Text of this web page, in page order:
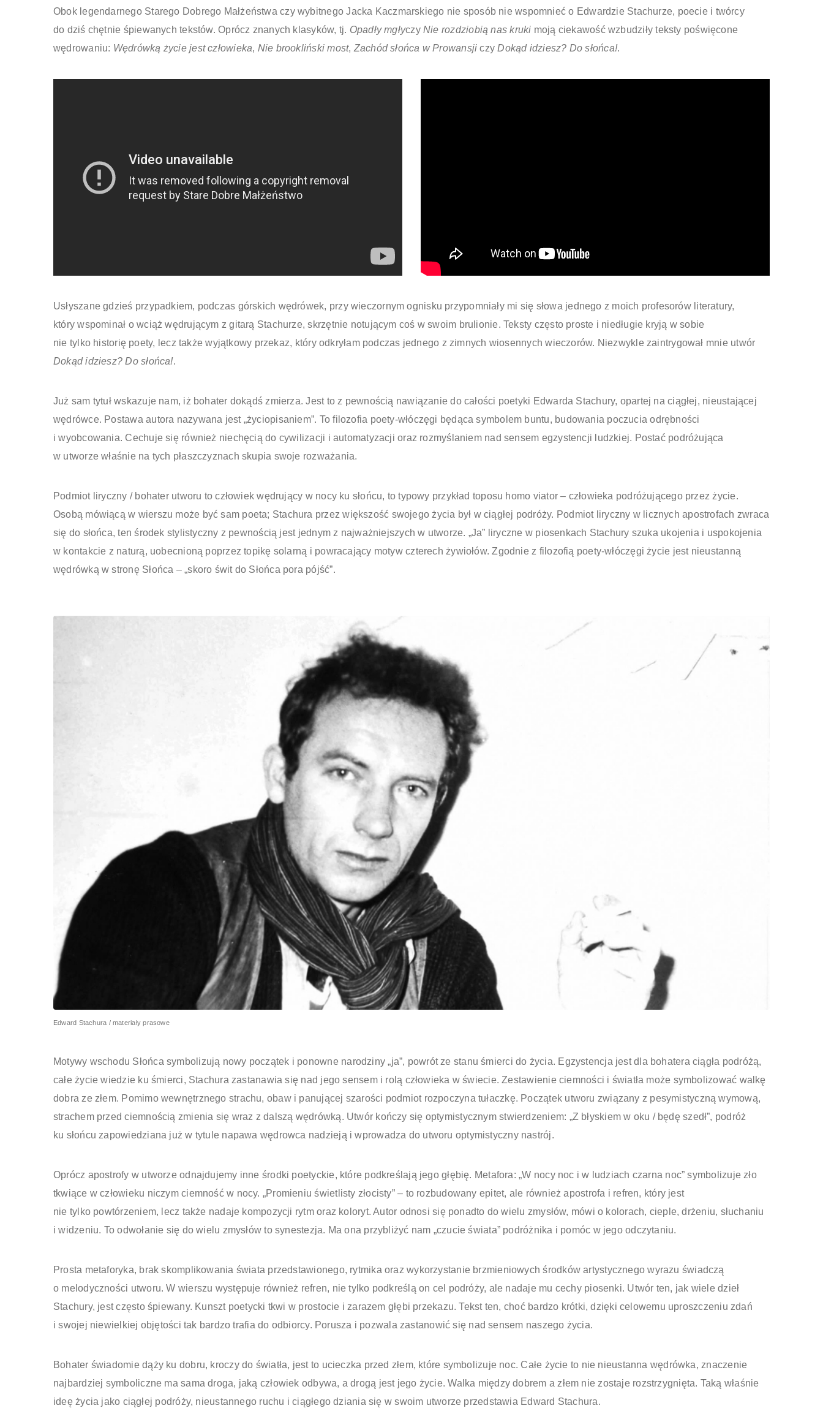
Obok legendarnego Starego Dobrego Małżeństwa czy wybitnego Jacka Kaczmarskiego nie sposób nie wspomnieć o Edwardzie Stachurze, poecie i twórcy
do dziś chętnie śpiewanych tekstów. Oprócz znanych klasyków, tj. Opadły mgłyczyNie rozdziobią nas kruki moją ciekawość wzbudziły teksty poświęcone
wędrowaniu: Wędrówką życie jest człowieka, Nie brookliński most, Zachód słońca w Prowansji czyDokąd idziesz? Do słońca!.
Usłyszane gdzieś przypadkiem, podczas górskich wędrówek, przy wieczornym ognisku przypomniały mi się słowa jednego z moich profesorów literatury,
który wspominał o wciąż wędrującym z gitarą Stachurze, skrzętnie notującym coś w swoim brulionie. Teksty często proste i niedługie kryją w sobie
nie tylko historię poety, lecz także wyjątkowy przekaz, który odkryłam podczas jednego z zimnych wiosennych wieczorów. Niezwykle zaintrygował mnie utwór
Dokąd idziesz? Do słońca!.
Już sam tytuł wskazuje nam, iż bohater dokądś zmierza. Jest to z pewnością nawiązanie do całości poetyki Edwarda Stachury, opartej na ciągłej, nieustającej
wędrówce. Postawa autora nazywana jest „życiopisaniem”. To filozofia poety-włóczęgi będąca symbolem buntu, budowania poczucia odrębności
i wyobcowania. Cechuje się również niechęcią do cywilizacji i automatyzacji oraz rozmyślaniem nad sensem egzystencji ludzkiej. Postać podróżująca
w utworze właśnie na tych płaszczyznach skupia swoje rozważania.
Podmiot liryczny / bohater utworu to człowiek wędrujący w nocy ku słońcu, to typowy przykład toposu homo viator – człowieka podróżującego przez życie.
Osobą mówiącą w wierszu może być sam poeta; Stachura przez większość swojego życia był w ciągłej podróży. Podmiot liryczny w licznych apostrofach zwraca
się do słońca, ten środek stylistyczny z pewnością jest jednym z najważniejszych w utworze. „Ja” liryczne w piosenkach Stachury szuka ukojenia i uspokojenia
w kontakcie z naturą, uobecnioną poprzez topikę solarną i powracający motyw czterech żywiołów. Zgodnie z filozofią poety-włóczęgi życie jest nieustanną
wędrówką w stronę Słońca – „skoro świt do Słońca pora pójść”.
Edward Stachura / materiały prasowe
Motywy wschodu Słońca symbolizują nowy początek i ponowne narodziny „ja”, powrót ze stanu śmierci do życia. Egzystencja jest dla bohatera ciągła podróżą,
całe życie wiedzie ku śmierci, Stachura zastanawia się nad jego sensem i rolą człowieka w świecie. Zestawienie ciemności i światła może symbolizować walkę
dobra ze złem. Pomimo wewnętrznego strachu, obaw i panującej szarości podmiot rozpoczyna tułaczkę. Początek utworu związany z pesymistyczną wymową,
strachem przed ciemnością zmienia się wraz z dalszą wędrówką. Utwór kończy się optymistycznym stwierdzeniem: „Z błyskiem w oku / będę szedł”, podróż
ku słońcu zapowiedziana już w tytule napawa wędrowca nadzieją i wprowadza do utworu optymistyczny nastrój.
Oprócz apostrofy w utworze odnajdujemy inne środki poetyckie, które podkreślają jego głębię. Metafora: „W nocy noc i w ludziach czarna noc” symbolizuje zło
tkwiące w człowieku niczym ciemność w nocy. „Promieniu świetlisty złocisty” – to rozbudowany epitet, ale również apostrofa i refren, który jest
nie tylko powtórzeniem, lecz także nadaje kompozycji rytm oraz koloryt. Autor odnosi się ponadto do wielu zmysłów, mówi o kolorach, cieple, drżeniu, słuchaniu
i widzeniu. To odwołanie się do wielu zmysłów to synestezja. Ma ona przybliżyć nam „czucie świata” podróżnika i pomóc w jego odczytaniu.
Prosta metaforyka, brak skomplikowania świata przedstawionego, rytmika oraz wykorzystanie brzmieniowych środków artystycznego wyrazu świadczą
o melodyczności utworu. W wierszu występuje również refren, nie tylko podkreślą on cel podróży, ale nadaje mu cechy piosenki. Utwór ten, jak wiele dzieł
Stachury, jest często śpiewany. Kunszt poetycki tkwi w prostocie i zarazem głębi przekazu. Tekst ten, choć bardzo krótki, dzięki celowemu uproszczeniu zdań
i swojej niewielkiej objętości tak bardzo trafia do odbiorcy. Porusza i pozwala zastanowić się nad sensem naszego życia.
Bohater świadomie dąży ku dobru, kroczy do światła, jest to ucieczka przed złem, które symbolizuje noc. Całe życie to nie nieustanna wędrówka, znaczenie
najbardziej symboliczne ma sama droga, jaką człowiek odbywa, a drogą jest jego życie. Walka między dobrem a złem nie zostaje rozstrzygnięta. Taką właśnie
ideę życia jako ciągłej podróży, nieustannego ruchu i ciągłego dziania się w swoim utworze przedstawia Edward Stachura.